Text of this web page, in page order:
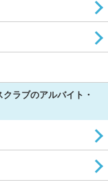
ラブのアルバイト・